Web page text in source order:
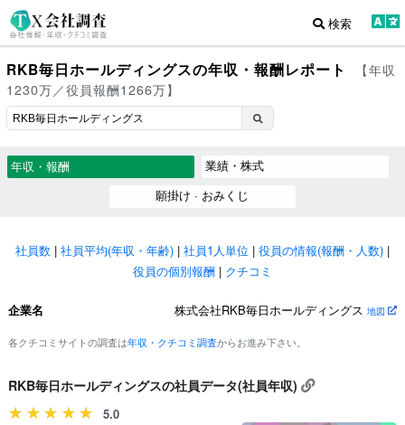
検索
RKB毎日ホールディングスの年収・報酬レポート
【年収
1230万／役員報酬1266万】
年収・報酬
業績・株式
願掛け · おみくじ
社員数 | 社員平均(年収・年齢) | 社員1人単位 | 役員の情報(報酬・人数) |
役員の個別報酬 | クチコミ
企業名 株式会社RKB毎日ホールディングス 地図
各クチコミサイトの調査は年収・クチコミ調査からお進み下さい。
RKB毎日ホールディングスの社員データ(社員年収)
5.0